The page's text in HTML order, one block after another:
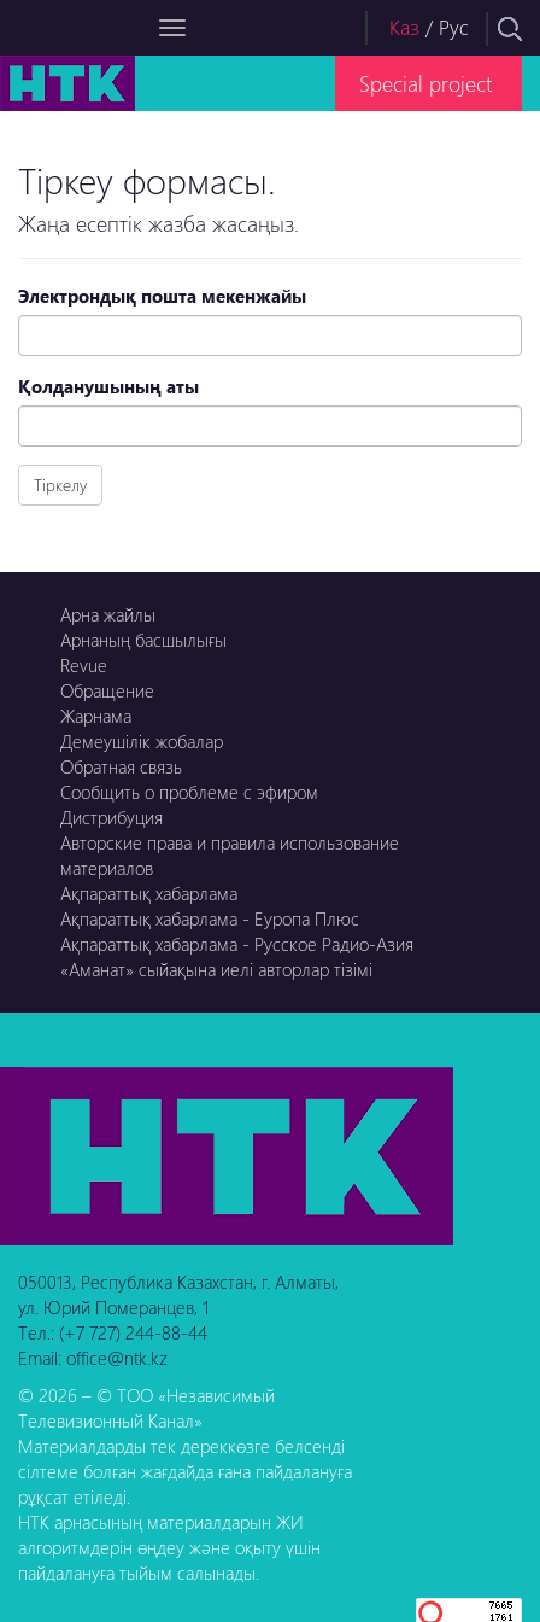
Каз / Рус
Special project
Тіркеу формасы.
Жаңа есептік жазба жасаңыз.
Электрондық пошта мекенжайы
Қолданушының аты
Арна жайлы
Арнаның басшылығы
Revue
Обращение
Жарнама
Демеушілік жобалар
Обратная связь
Сообщить о проблеме с эфиром
Дистрибуция
Авторские права и правила использование
материалов
Ақпараттық хабарлама
Ақпараттық хабарлама - Еуропа Плюс
Ақпараттық хабарлама - Русское Радио-Азия
«Аманат» сыйақына иелі авторлар тізімі
050013, Республика Казахстан, г. Алматы,
ул. Юрий Померанцев, 1
Тел.: (+7 727) 244-88-44
Email: office@ntk.kz
© 2026 – © ТОО «Независимый
Телевизионный Канал»
Материалдарды тек дереккөзге белсенді
сілтеме болған жағдайда ғана пайдалануға
рұқсат етіледі.
НТК арнасының материалдарын ЖИ
алгоритмдерін өңдеу және оқыту үшін
пайдалануға тыйым салынады.